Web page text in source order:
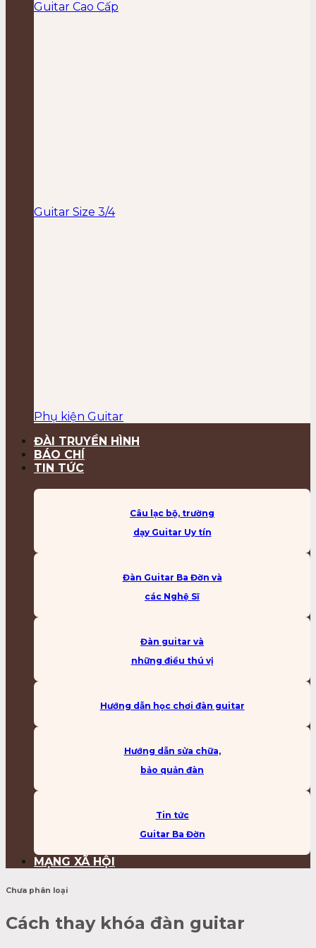
Guitar Cao Cấp
Guitar Size 3/4
Phụ kiện Guitar
ĐÀI TRUYỀN HÌNH
BÁO CHÍ
TIN TỨC
Câu lạc bộ, trường
dạy Guitar Uy tín
Đàn Guitar Ba Đờn và
các Nghệ Sĩ
Đàn guitar và
những điều thú vị
Hướng dẫn học chơi đàn guitar
Hướng dẫn sửa chữa,
bảo quản đàn
Tin tức
Guitar Ba Đờn
MẠNG XÃ HỘI
Chưa phân loại
Cách thay khóa đàn guitar